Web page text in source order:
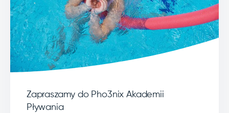
Zapraszamy do Pho3nix Akademii
Pływania